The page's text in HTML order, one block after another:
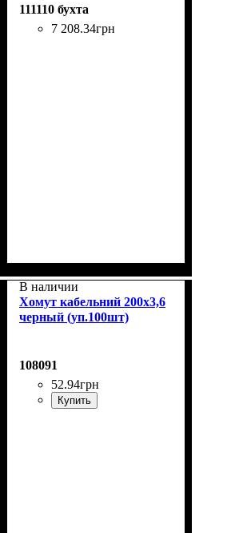
111110 бухта
7 208.34грн
В наличии
Хомут кабельний 200x3,6
черный (уп.100шт)
108091
52.94грн
Купить